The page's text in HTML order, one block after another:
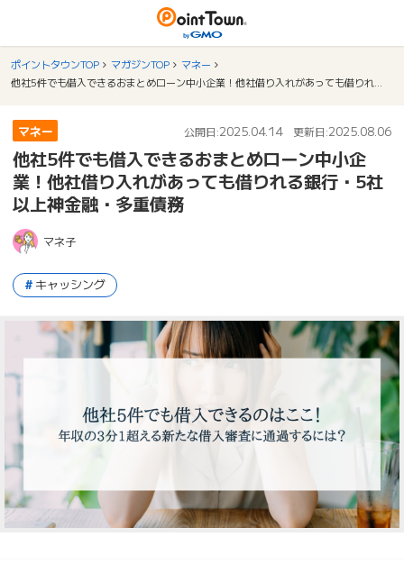
ポイントタウンTOP マガジンTOP
マネー
マネー 公開日:2025.04.14 更新日:2025.08.06
他社5件でも借入できるおまとめローン中小企
業！他社借り入れがあっても借りれる銀行・5社
以上神金融・多重債務
マネ子
キャッシング